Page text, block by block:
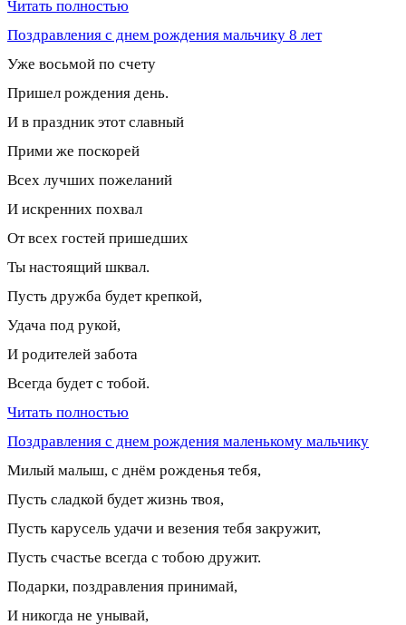
Читать полностью
Поздравления с днем рождения мальчику 8 лет
Уже восьмой по счету
Пришел рождения день.
И в праздник этот славный
Прими же поскорей
Всех лучших пожеланий
И искренних похвал
От всех гостей пришедших
Ты настоящий шквал.
Пусть дружба будет крепкой,
Удача под рукой,
И родителей забота
Всегда будет с тобой.
Читать полностью
Поздравления с днем рождения маленькому мальчику
Милый малыш, с днём рожденья тебя,
Пусть сладкой будет жизнь твоя,
Пусть карусель удачи и везения тебя закружит,
Пусть счастье всегда с тобою дружит.
Подарки, поздравления принимай,
И никогда не унывай,